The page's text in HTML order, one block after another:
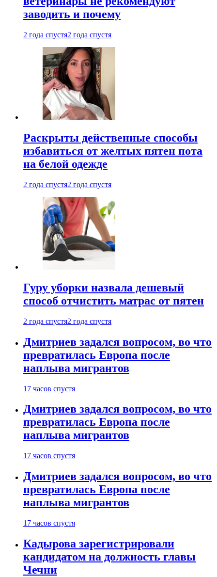
заводить и почему
2 года спустя2 года спустя
Раскрыты действенные способы
избавиться от желтых пятен пота
на белой одежде
2 года спустя2 года спустя
Гуру уборки назвала дешевый
способ отчистить матрас от пятен
2 года спустя2 года спустя
Дмитриев задался вопросом, во что
превратилась Европа после
наплыва мигрантов
17 часов спустя
Дмитриев задался вопросом, во что
превратилась Европа после
наплыва мигрантов
17 часов спустя
Дмитриев задался вопросом, во что
превратилась Европа после
наплыва мигрантов
17 часов спустя
Кадырова зарегистрировали
кандидатом на должность главы
Чечни